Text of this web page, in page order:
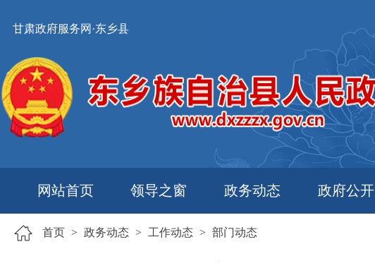
甘肃政府服务网·东乡县
网站首页 领导之窗 政务动态 政府公开
首页 > 政务动态 > 工作动态 > 部门动态